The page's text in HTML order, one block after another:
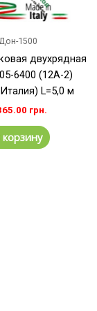
Дон-1500
двухрядная
6400 (12А-2)
L=5,0 м
грн.
корзину